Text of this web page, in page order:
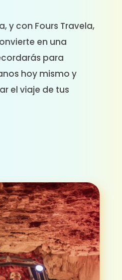
y con Fours Travela,
en una
para
hoy mismo y
el viaje de tus